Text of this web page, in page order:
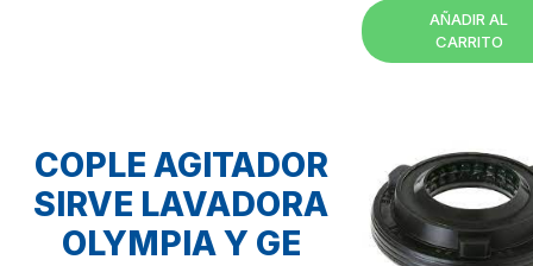
AÑADIR AL
CARRITO
COPLE AGITADOR
SIRVE LAVADORA
OLYMPIA Y GE